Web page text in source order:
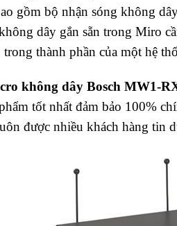
gồm bộ nhận sóng không
dây gắn sẵn trong Miro
thành phần của một hệ
không dây Bosch MW1-
tốt nhất đảm bảo 100%
được nhiều khách hàng tin